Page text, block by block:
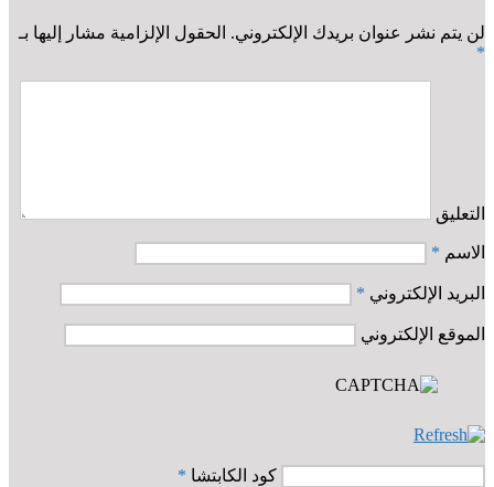
لن يتم نشر عنوان بريدك الإلكتروني. الحقول الإلزامية مشار إليها بـ
*
التعليق
الاسم *
البريد الإلكتروني *
الموقع الإلكتروني
كود الكابتشا *